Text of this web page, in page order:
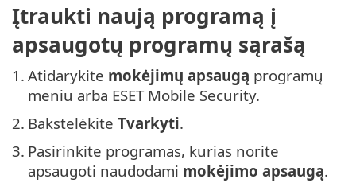
Įtraukti naują programą į
apsaugotų programų sąrašą
1. Atidarykite mokėjimų apsaugą programų
meniu arba ESET Mobile Security.
2. Bakstelėkite Tvarkyti.
3. Pasirinkite programas, kurias norite
apsaugoti naudodami mokėjimo apsaugą.